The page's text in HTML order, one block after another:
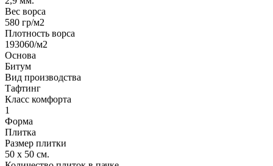
Вес ворса
580 гр/м2
Плотность ворса
193060/м2
Основа
Битум
Вид производства
Тафтинг
Класс комфорта
1
Форма
Плитка
Размер плитки
50 х 50 см.